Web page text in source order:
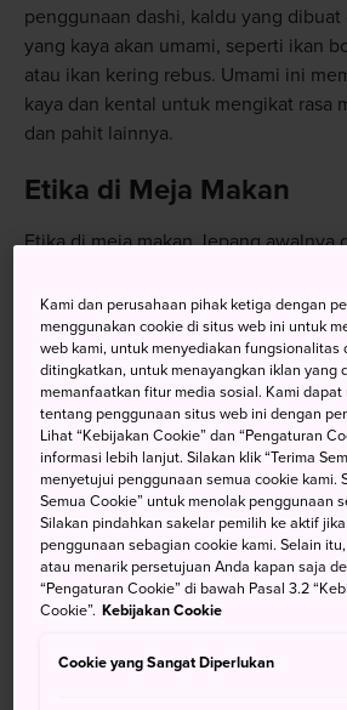
penggunaan dashi, kaldu yang dibuat
yang kaya akan umami, seperti ikan
atau ikan kering rebus. Umami ini
kaya dan kental untuk mengikat rasa
dan pahit lainnya.
Etika di Meja Makan
Etika di meja makan Jepang awalnya
dilakukan tuan rumah. Ini bentuk
“omotenashi” yang dimiliki bersama
Jepang. Dengan mengambil langkah
melampaui apa yang diharapkan, baik
tamu dapat merasakan pengalaman
Anjuran dan Larangan
Jangan ragu untuk menyeruput mi
Bersemangatlah untuk
Anda.
sebaliknya.
Kami dan perusahaan pihak ketiga dengan
menggunakan cookie di situs web ini untuk
web kami, untuk menyediakan fungsionalitas
ditingkatkan, untuk menayangkan iklan yang
memanfaatkan fitur media sosial. Kami
tentang penggunaan situs web ini dengan
Lihat “Kebijakan Cookie” dan “Pengaturan
informasi lebih lanjut. Silakan klik “Terima
menyetujui penggunaan semua cookie kami.
Semua Cookie” untuk menolak penggunaan
Silakan pindahkan sakelar pemilih ke aktif
penggunaan sebagian cookie kami. Selain
atau menarik persetujuan Anda kapan saja
“Pengaturan Cookie” di bawah Pasal 3.2
Cookie”. Kebijakan Cookie
Cookie yang Sangat Diperlukan